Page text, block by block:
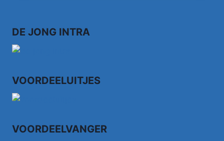
HOE
DE JONG INTRA
VOORDEELUITJES
VOORDEELVANGER